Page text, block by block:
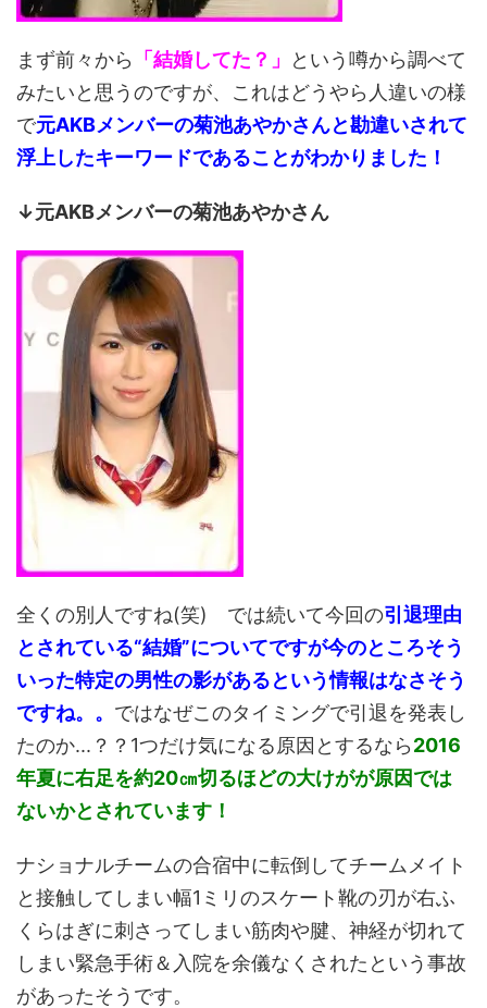
まず前々から 「結婚してた？」
という噂から調べて
みたいと思うのですが、これはどうやら人違いの様
で元AKBメンバーの菊池あやかさんと勘違いされて
浮上したキーワードであることがわかりました！
↓元AKBメンバーの菊池あやかさん
全くの別人ですね(笑) では続いて今回の引退理由
とされている“結婚”についてですが今のところそう
いった特定の男性の影があるという情報はなさそう
ですね。。 ではなぜこのタイミングで引退を発表し
たのか...？？1つだけ気になる原因とするなら2016
年夏に右足を約20㎝切るほどの大けがが原因では
ないかとされています！
ナショナルチームの合宿中に転倒してチームメイト
と接触してしまい幅1ミリのスケート靴の刃が右ふ
くらはぎに刺さってしまい筋肉や腱、神経が切れて
しまい緊急手術＆入院を余儀なくされたという事故
があったそうです。